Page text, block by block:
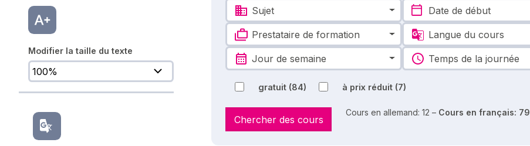
Modifier la taille du texte
Sujet Date de début
Prestataire de formation Langue du cours
Jour de semaine Temps de la journée
gratuit (84) à prix réduit (7)
Chercher des cours
Cours en allemand: 12 – Cours en français: 79